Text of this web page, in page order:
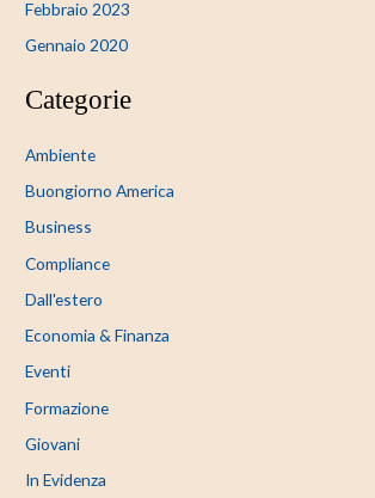
Febbraio 2023
Gennaio 2020
Categorie
Ambiente
Buongiorno America
Business
Compliance
Dall'estero
Economia & Finanza
Eventi
Formazione
Giovani
In Evidenza